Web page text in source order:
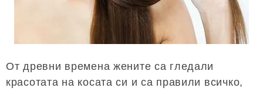
От древни времена жените са гледали
красотата на косата си и са правили всичко,